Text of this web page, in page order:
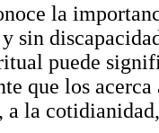
la
sin
puede
que los
a la